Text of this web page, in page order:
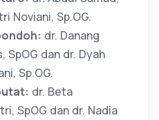
Noviani, Sp.OG.
dr. Danang
SpOG dan dr. Dyah
Sp.OG.
dr. Beta
SpOG dan dr. Nadia